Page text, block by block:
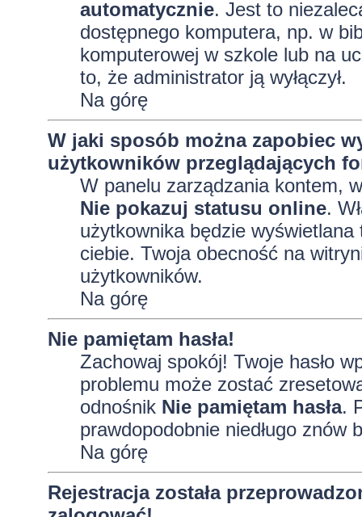
automatycznie. Jest to
dostępnego komputera, np. w
komputerowej w szkole lub na
to, że administrator ją wyłączył.
Na górę
W jaki sposób można zapobiec
użytkowników przeglądających
W panelu zarządzania kontem,
Nie pokazuj statusu online.
użytkownika będzie
ciebie. Twoja obecność na
użytkowników.
Na górę
Nie pamiętam hasła!
Zachowaj spokój! Twoje hasło
problemu może zostać
odnośnik Nie pamiętam hasła.
prawdopodobnie niedługo znów
Na górę
Rejestracja została